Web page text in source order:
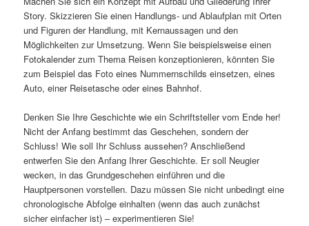
Story. Skizzieren Sie einen Handlungs- und Ablaufplan mit Orten
und Figuren der Handlung, mit Kernaussagen und den
Möglichkeiten zur Umsetzung. Wenn Sie beispielsweise einen
Fotokalender zum Thema Reisen konzeptionieren, könnten Sie
zum Beispiel das Foto eines Nummernschilds einsetzen, eines
Auto, einer Reisetasche oder eines Bahnhof.
Denken Sie Ihre Geschichte wie ein Schriftsteller vom Ende her!
Nicht der Anfang bestimmt das Geschehen, sondern der
Schluss! Wie soll Ihr Schluss aussehen? Anschließend
entwerfen Sie den Anfang Ihrer Geschichte. Er soll Neugier
wecken, in das Grundgeschehen einführen und die
Hauptpersonen vorstellen. Dazu müssen Sie nicht unbedingt eine
chronologische Abfolge einhalten (wenn das auch zunächst
sicher einfacher ist) – experimentieren Sie!